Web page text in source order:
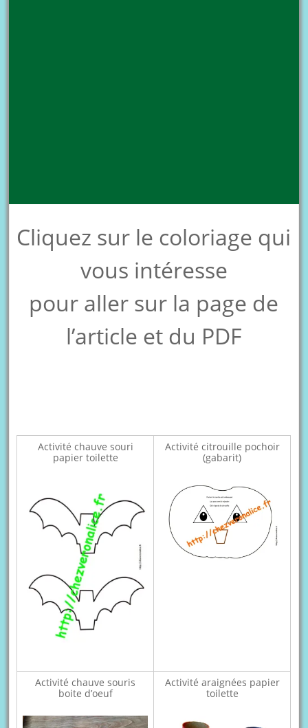
Cliquez sur le coloriage qui
vous intéresse
pour aller sur la page de
l’article et du PDF
Activité chauve souri
papier toilette
Activité citrouille pochoir
(gabarit)
Activité chauve souris
boite d’oeuf
Activité araignées papier
toilette